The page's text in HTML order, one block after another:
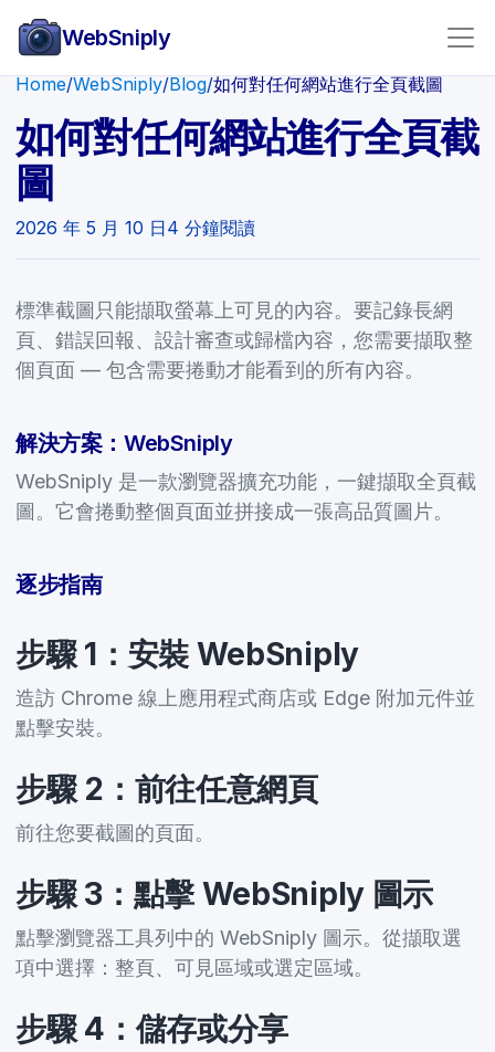
WebSniply
Home/WebSniply/Blog/如何對任何網站進行全頁截圖
如何對任何網站進行全頁截
圖
2026 年 5 月 10 日4 分鐘閱讀
標準截圖只能擷取螢幕上可見的內容。要記錄長網
頁、錯誤回報、設計審查或歸檔內容，您需要擷取整
個頁面 — 包含需要捲動才能看到的所有內容。
解決方案：WebSniply
WebSniply 是一款瀏覽器擴充功能，一鍵擷取全頁截
圖。它會捲動整個頁面並拼接成一張高品質圖片。
逐步指南
步驟 1：安裝 WebSniply
造訪 Chrome 線上應用程式商店或 Edge 附加元件並
點擊安裝。
步驟 2：前往任意網頁
前往您要截圖的頁面。
步驟 3：點擊 WebSniply 圖示
點擊瀏覽器工具列中的 WebSniply 圖示。從擷取選
項中選擇：整頁、可見區域或選定區域。
步驟 4：儲存或分享